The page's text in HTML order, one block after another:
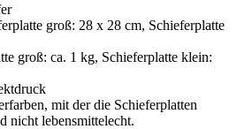
groß: 28 x 28 cm, Schieferplatte
groß: ca. 1 kg, Schieferplatte klein:
mit der die Schieferplatten
nicht lebensmittelecht.